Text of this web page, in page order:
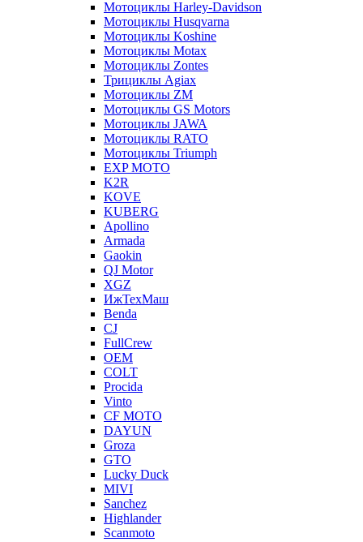
Мотоциклы Harley-Davidson
Мотоциклы Husqvarna
Мотоциклы Koshine
Мотоциклы Motax
Мотоциклы Zontes
Трициклы Agiax
Мотоциклы ZM
Мотоциклы GS Motors
Мотоциклы JAWA
Мотоциклы RATO
Мотоциклы Triumph
EXP MOTO
K2R
KOVE
KUBERG
Apollino
Armada
Gaokin
QJ Motor
XGZ
ИжТехМаш
Benda
CJ
FullCrew
OEM
COLT
Procida
Vinto
CF MOTO
DAYUN
Groza
GTO
Lucky Duck
MIVI
Sanchez
Highlander
Scanmoto